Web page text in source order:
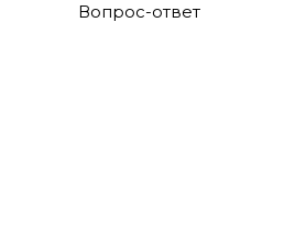
Вопрос-ответ